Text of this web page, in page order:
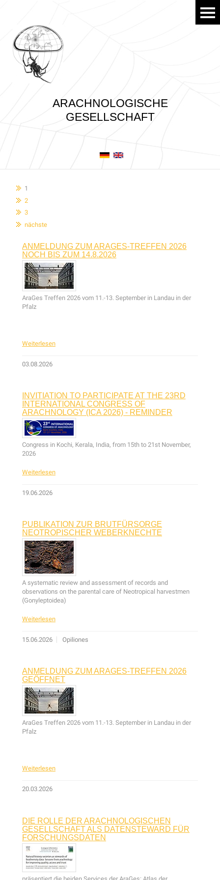
ARACHNOLOGISCHE
GESELLSCHAFT
1
2
3
nächste
ANMELDUNG ZUM ARAGES-TREFFEN 2026
NOCH BIS ZUM 14.8.2026
AraGes Treffen 2026 vom 11.-13. September in Landau in der
Pfalz
Weiterlesen
03.08.2026
INVITIATION TO PARTICIPATE AT THE 23RD
INTERNATIONAL CONGRESS OF
ARACHNOLOGY (ICA 2026) - REMINDER
Congress in Kochi, Kerala, India, from 15th to 21st November,
2026
Weiterlesen
19.06.2026
PUBLIKATION ZUR BRUTFÜRSORGE
NEOTROPISCHER WEBERKNECHTE
A systematic review and assessment of records and
observations on the parental care of Neotropical harvestmen
(Gonyleptoidea)
Weiterlesen
15.06.2026 Opiliones
ANMELDUNG ZUM ARAGES-TREFFEN 2026
GEÖFFNET
AraGes Treffen 2026 vom 11.-13. September in Landau in der
Pfalz
Weiterlesen
20.03.2026
DIE ROLLE DER ARACHNOLOGISCHEN
GESELLSCHAFT ALS DATENSTEWARD FÜR
FORSCHUNGSDATEN
präsentiert die beiden Services der AraGes: Atlas der